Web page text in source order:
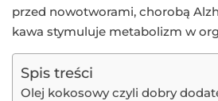
przed nowotworami, chorobą
kawa stymuluje metabolizm w
Spis treści
Olej kokosowy czyli dobry